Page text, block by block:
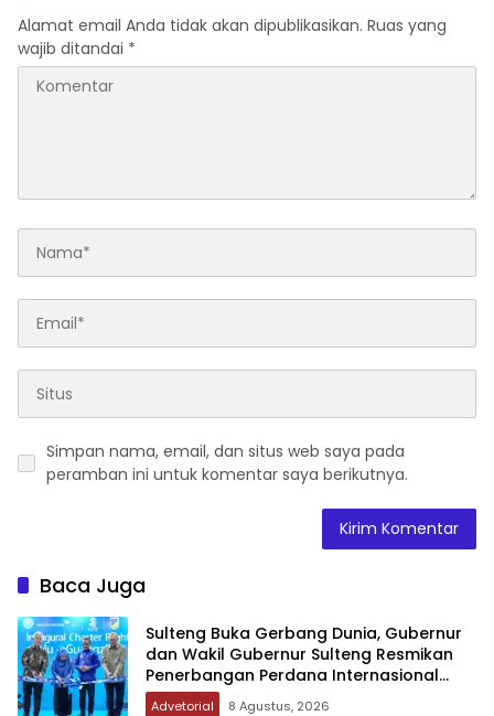
Alamat email Anda tidak akan dipublikasikan. Ruas yang
wajib ditandai *
Simpan nama, email, dan situs web saya pada
peramban ini untuk komentar saya berikutnya.
Baca Juga
Sulteng Buka Gerbang Dunia, Gubernur
dan Wakil Gubernur Sulteng Resmikan
Penerbangan Perdana Internasional
Palu-Guangzhou
Advetorial 8 Agustus, 2026